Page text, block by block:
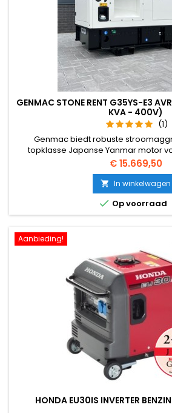
GENMAC STONE RENT G35YS-E3
KVA - 400V)
(1)
Genmac biedt robuste
topklasse Japanse Yanmar motor
noodtroom toepassingen. Het
vorkheftruck verplaatsen. Deze
van een centrale hijshaak, deze
aggregaat aan het einde van de
gehangen kan worden om diefstal
Prijs
€ 15.669,50
 In winkelwagen
 Op voorraad
Aanbieding!
HONDA EU30IS INVERTER